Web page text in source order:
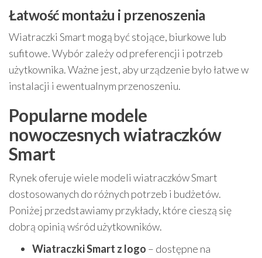
Łatwość montażu i przenoszenia
Wiatraczki Smart mogą być stojące, biurkowe lub
sufitowe. Wybór zależy od preferencji i potrzeb
użytkownika. Ważne jest, aby urządzenie było łatwe w
instalacji i ewentualnym przenoszeniu.
Popularne modele
nowoczesnych wiatraczków
Smart
Rynek oferuje wiele modeli wiatraczków Smart
dostosowanych do różnych potrzeb i budżetów.
Poniżej przedstawiamy przykłady, które cieszą się
dobrą opinią wśród użytkowników.
Wiatraczki Smart z logo – dostępne na